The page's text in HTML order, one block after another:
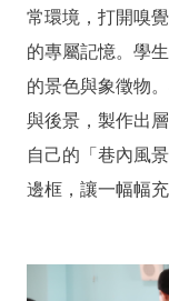
常環境，打開嗅
的專屬記憶。學
的景色與象徵物
與後景，製作出
自己的「巷內風
邊框，讓一幅幅